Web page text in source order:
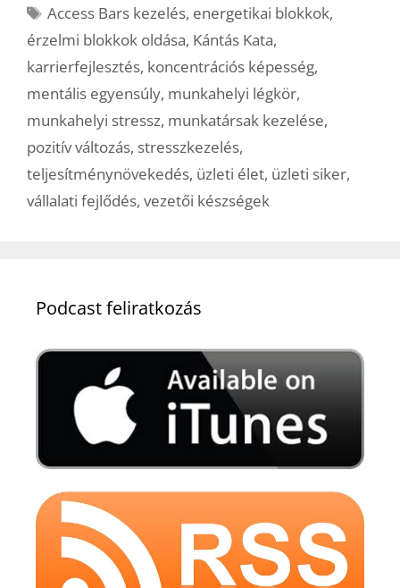
Címkék
Access Bars kezelés, energetikai blokkok,
érzelmi blokkok oldása, Kántás Kata,
karrierfejlesztés, koncentrációs képesség,
mentális egyensúly, munkahelyi légkör,
munkahelyi stressz, munkatársak kezelése,
pozitív változás, stresszkezelés,
teljesítménynövekedés, üzleti élet, üzleti siker,
vállalati fejlődés, vezetői készségek
Podcast feliratkozás